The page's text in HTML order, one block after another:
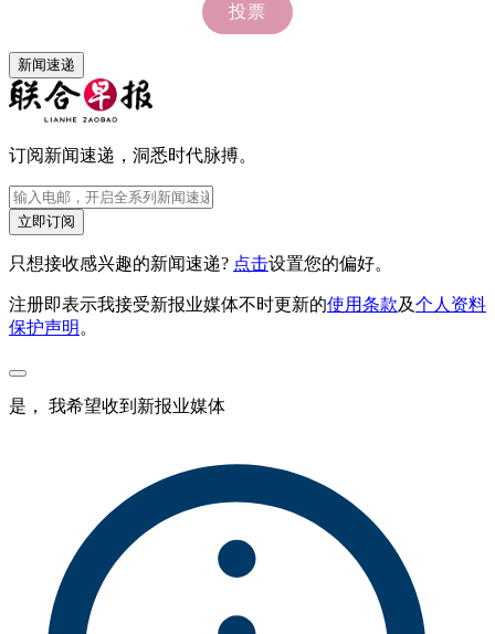
新闻速递
订阅新闻速递，洞悉时代脉搏。
立即订阅
只想接收感兴趣的新闻速递? 点击设置您的偏好。
注册即表示我接受新报业媒体不时更新的使用条款及个人资料
保护声明 。
是， 我希望收到新报业媒体